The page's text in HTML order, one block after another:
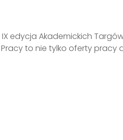
edycja Akademickich
to nie tylko oferty pracy